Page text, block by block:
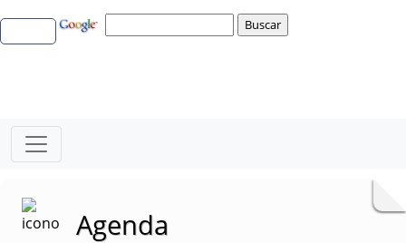
Agenda